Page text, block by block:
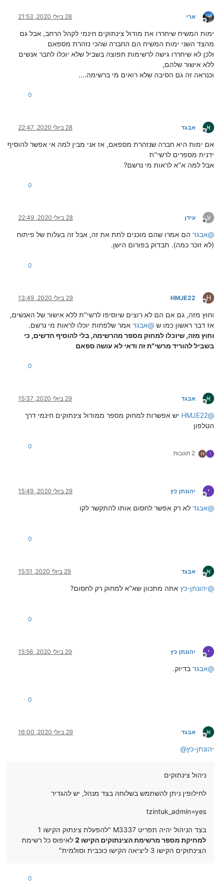
מנותק
ארי 28 ביולי 2020, 21:53
ימות המשיח שיחררו את מודול צינתוקים חינמי לקהל הרחב, אבל גם
מהצד השני ימות המשיח הם החברה שהכי נזהרת מספאם
ולכן לא שיחררו גישה לרשימות תפוצה בשביל שלא יוכלו לחבר אנשים
ללא אישור שלהם,
וכנראה זה גם הסיבה שלא רואים מי ברשימה....
0
א
מנותק
אבגד 28 ביולי 2020, 22:47
אם ימות היא חברה שנזהרת מספאם, אז אני מבין למה אי אפשר להוסיף
ידנית מספרים לרשי"ת
אבל למה א"א לראות מי נרשם?
0
ע
מנותק
עידן 28 ביולי 2020, 22:49
@אבגד הם אמרו שהם מוכנים לתת את זה, אבל זה בעלות של פיתוח
(לא זוכר כמה). תבדוק בפורום הישן.
0
H
מנותק
HMJE22 29 ביולי 2020, 13:49
וחוץ מזה, גם אם הם לא רוצים שיוסיפו לרשי"ת ללא אישור של האנשים,
אז דבר ראשון כמו ש @אבגד אמר שלפחות יוכלו לראות מי נרשם.
וחוץ מזה, שיוכלו למחוק מספר מהרשימה, בלי להוסיף חדשים, כי
בשביל להוריד מרשי"ת זה ודאי לא עושה ספאם
0
א
מנותק
אבגד 29 ביולי 2020, 15:37
@
HMJE22 יש אפשרות למחוק מספר ממודול צינתוקים חינמי דרך
הטלפון
י H 2 תגובות
0
י
מנותק
יהונתן כץ 29 ביולי 2020, 15:49
@אבגד לא רק אפשר לחסום אותו להתקשר לקו
0
א
מנותק
אבגד 29 ביולי 2020, 15:51
@יהונתן-כץ אתה מתכוון שא"א למחוק רק לחסום?
0
י
מנותק
יהונתן כץ 29 ביולי 2020, 15:56
@אבגד בדיוק.
0
א
מנותק
אבגד 29 ביולי 2020, 16:00
@יהונתן-כץ
ניהול צינתוקים
לחילופין ניתן להשתמש בשלוחה בצד מנהל, יש להגדיר
tzintuk_admin=yes
בצד הניהול יהיה תפריט M3337 "להפעלת צינתוק הקישו 1
למחיקת מספר מרשימת הצינתוקים הקישו 2
לאיפוס כל רשימת
הצינתוקים הקישו 3 ליציאה הקישו כוכבית וסולמית"
0